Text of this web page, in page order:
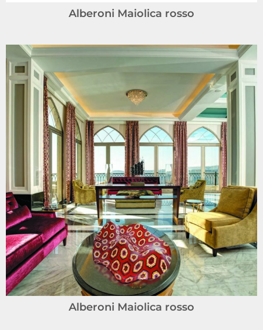
Alberoni Maiolica rosso
Alberoni Maiolica rosso